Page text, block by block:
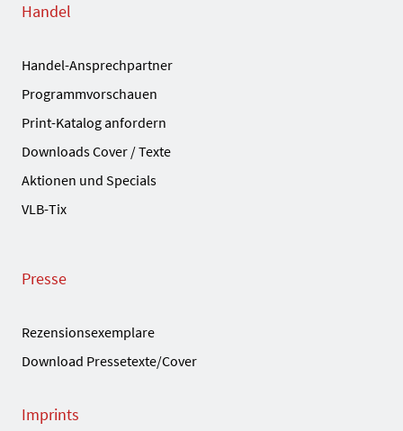
Handel
Handel-Ansprechpartner
Programmvorschauen
Print-Katalog anfordern
Downloads Cover / Texte
Aktionen und Specials
VLB-Tix
Presse
Rezensionsexemplare
Download Pressetexte/Cover
Imprints